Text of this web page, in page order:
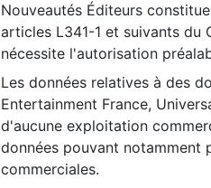
Nouveautés Éditeurs
articles L341-1 et suivants du
nécessite l'autorisation
Les données relatives à des
Entertainment France,
d'aucune exploitation
données pouvant notamment
commerciales.